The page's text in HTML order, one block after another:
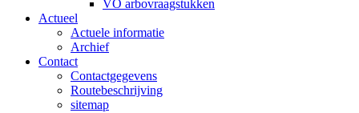
VO arbovraagstukken
Actueel
Actuele informatie
Archief
Contact
Contactgegevens
Routebeschrijving
sitemap